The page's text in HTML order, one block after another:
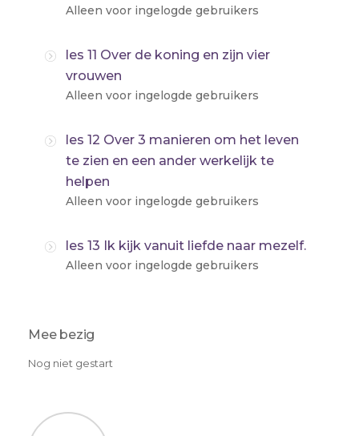
Alleen voor ingelogde gebruikers
les 11 Over de koning en zijn vier
vrouwen
Alleen voor ingelogde gebruikers
les 12 Over 3 manieren om het leven
te zien en een ander werkelijk te
helpen
Alleen voor ingelogde gebruikers
les 13 Ik kijk vanuit liefde naar mezelf.
Alleen voor ingelogde gebruikers
Mee bezig
Nog niet gestart